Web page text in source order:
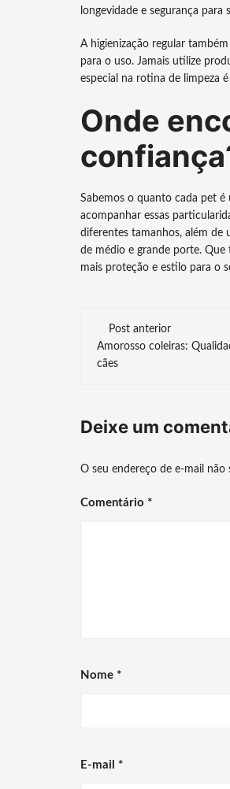
longevidade e segurança para
A higienização regular
para o uso. Jamais utilize
especial na rotina de limpeza
Onde
Sabemos o quanto cada pet é
acompanhar essas
diferentes tamanhos, além de
de médio e grande porte. Que
mais proteção e estilo para o
Navegação
de
Post anterior
Amorosso coleiras:
cães
Deixe um
O seu endereço de e-mail não
Comentário *
Nome *
E-mail *